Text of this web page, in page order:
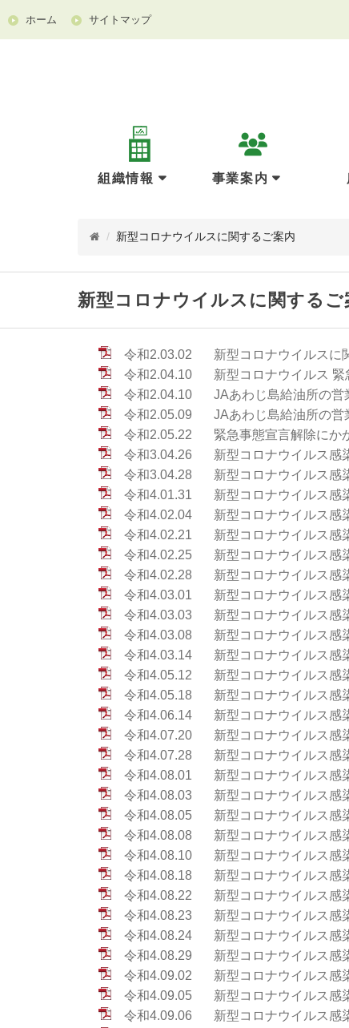
ホーム サイトマップ
組織情報 事業案内
/ 新型コロナウイルスに関するご案内
新型コロナウイルスに関するご
令和2.03.02
新型コロナウイルスに
令和2.04.10
新型コロナウイルス 緊
令和2.04.10
JAあわじ島給油所の営
令和2.05.09
JAあわじ島給油所の営
令和2.05.22
緊急事態宣言解除にか
令和3.04.26
新型コロナウイルス感
令和3.04.28
新型コロナウイルス感
令和4.01.31
新型コロナウイルス感
令和4.02.04
新型コロナウイルス感
令和4.02.21
新型コロナウイルス感
令和4.02.25
新型コロナウイルス感
令和4.02.28
新型コロナウイルス感
令和4.03.01
新型コロナウイルス感
令和4.03.03
新型コロナウイルス感
令和4.03.08
新型コロナウイルス感
令和4.03.14
新型コロナウイルス感
令和4.05.12
新型コロナウイルス感
令和4.05.18
新型コロナウイルス感
令和4.06.14
新型コロナウイルス感
令和4.07.20
新型コロナウイルス感
令和4.07.28
新型コロナウイルス感
令和4.08.01
新型コロナウイルス感
令和4.08.03
新型コロナウイルス感
令和4.08.05
新型コロナウイルス感
令和4.08.08
新型コロナウイルス感
令和4.08.10
新型コロナウイルス感
令和4.08.18
新型コロナウイルス感
令和4.08.22
新型コロナウイルス感
令和4.08.23
新型コロナウイルス感
令和4.08.24
新型コロナウイルス感
令和4.08.29
新型コロナウイルス感
令和4.09.02
新型コロナウイルス感
令和4.09.05
新型コロナウイルス感
令和4.09.06
新型コロナウイルス感